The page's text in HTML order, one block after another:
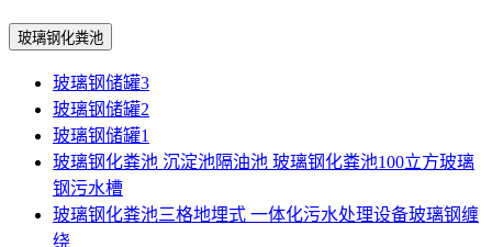
玻璃钢化粪池
玻璃钢储罐3
玻璃钢储罐2
玻璃钢储罐1
玻璃钢化粪池 沉淀池隔油池 玻璃钢化粪池100立方玻璃
钢污水槽
玻璃钢化粪池三格地埋式 一体化污水处理设备玻璃钢缠
绕